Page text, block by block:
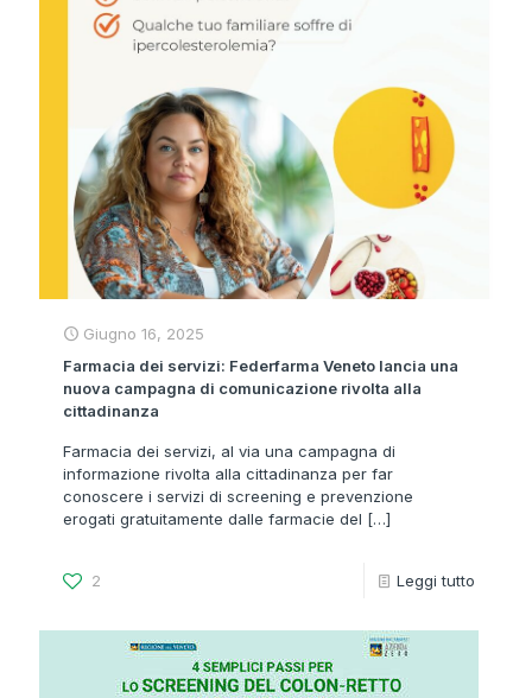
Giugno 16, 2025
Farmacia dei servizi: Federfarma Veneto lancia una
nuova campagna di comunicazione rivolta alla
cittadinanza
Farmacia dei servizi, al via una campagna di
informazione rivolta alla cittadinanza per far
conoscere i servizi di screening e prevenzione
erogati gratuitamente dalle farmacie del […]
2 Leggi tutto